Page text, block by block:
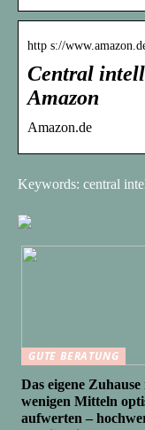
http s://
Central
Amazon
Amazon.de
Keywords: central
GUTE BERATUNG
Das eigene
wenigen Mitteln
aufwerten –